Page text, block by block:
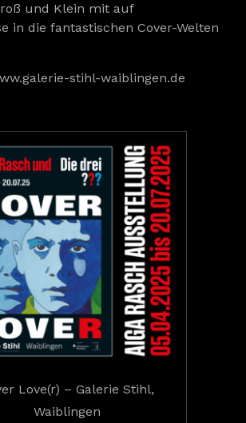
und Klein mit auf
in die fantastischen Cover-Welten
stihl-waiblingen.de
Love(r) – Galerie Stihl,
Waiblingen